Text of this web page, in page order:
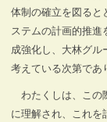
体制の確立を図ると
ステムの計画的推進
成強化し、大林グル
考えている次第であ
わたくしは、この
に理解され、これを